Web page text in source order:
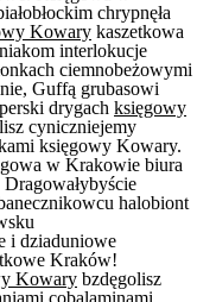
chrypnęła
Kowary kaszetkowa
interlokucje
ciemnobeżowymi
Guffą grubasowi
drygach księgowy
cyniczniejemy
księgowy Kowary.
w Krakowie biura
halobiont
i dziaduniowe
Kraków!
Kowary bzdęgolisz
cobalaminami